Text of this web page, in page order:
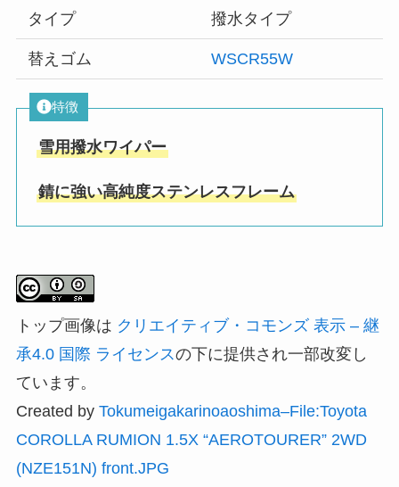
タイプ 撥水タイプ
替えゴム WSCR55W
特徴
雪用撥水ワイパー
錆に強い高純度ステンレスフレーム
トップ画像は クリエイティブ・コモンズ 表示 – 継
承4.0 国際 ライセンスの下に提供され一部改変し
ています。
Created by Tokumeigakarinoaoshima–File:Toyota
COROLLA RUMION 1.5X “AEROTOURER” 2WD
(NZE151N) front.JPG